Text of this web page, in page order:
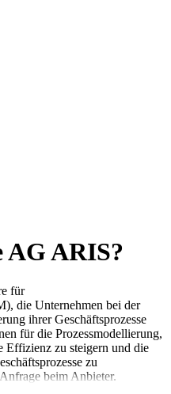
AG ARIS?
für
die Unternehmen bei der
ihrer Geschäftsprozesse
für die Prozessmodellierung,
Effizienz zu steigern und die
zu
beim Anbieter.